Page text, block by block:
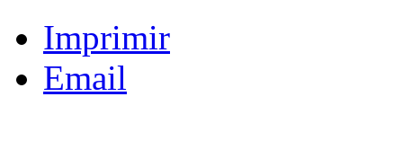
Imprimir
Email